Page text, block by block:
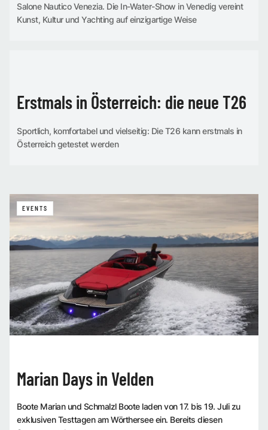
Salone Nautico Venezia. Die In-Water-Show in Venedig vereint
Kunst, Kultur und Yachting auf einzigartige Weise
Erstmals in Österreich: die neue T26
Sportlich, komfortabel und vielseitig: Die T26 kann erstmals in
Österreich getestet werden
EVENTS
Marian Days in Velden
Boote Marian und Schmalzl Boote laden von 17. bis 19. Juli zu
exklusiven Testtagen am Wörthersee ein. Bereits diesen